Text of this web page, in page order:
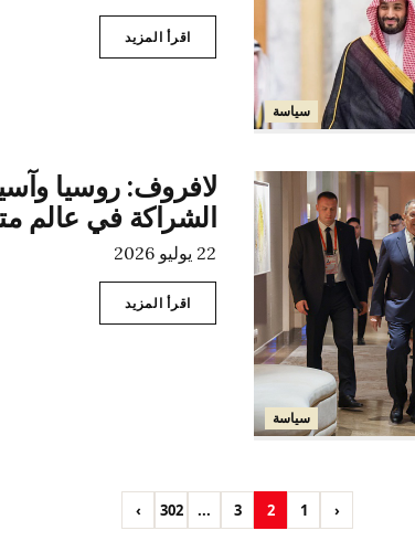
سياسة
اقرأ المزيد
سياسة
لافروف: روسيا
الشراكة في عالم
22 يوليو 2026
اقرأ المزيد
‹
1
2
3
...
302
›